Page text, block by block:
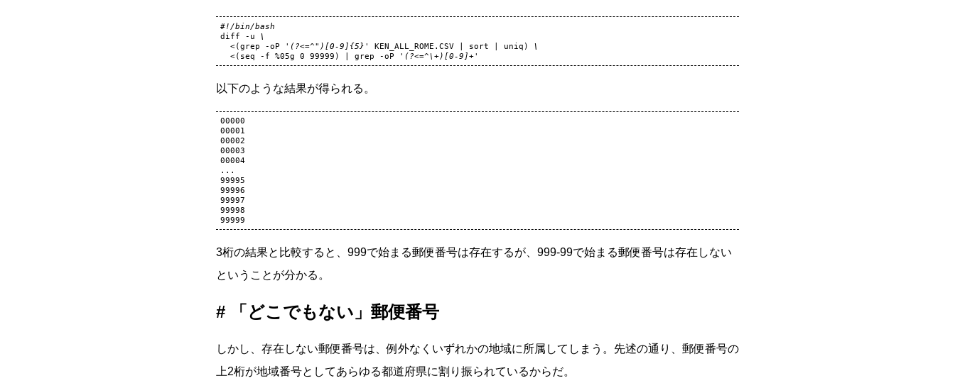
#!/bin/bash
diff
-u
\
<(grep -oP '(?<=^")[0-9]{5}' KEN_ALL_ROME.CSV sort uniq )
\
<( seq -f %05g 0 99999 ) grep -oP '(?<=^\+)[0-9]+'
以下のような結果が得られる。
00000
00001
00002
00003
00004
...
99995
99996
99997
99998
3桁の結果と比較すると、999で始まる郵便番号は存在するが、999-99で始まる郵便番号は存在しない
ということが分かる。
「どこでもない」郵便番号
しかし、存在しない郵便番号は、例外なくいずれかの地域に所属してしまう。先述の通り、郵便番号の
上2桁が地域番号としてあらゆる都道府県に割り振られているからだ。